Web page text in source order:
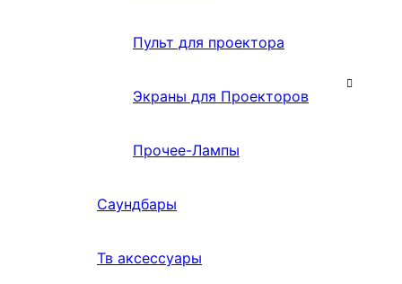
Пульт для проектора
Экраны для Проекторов
Прочее-Лампы
Саундбары
Тв аксессуары